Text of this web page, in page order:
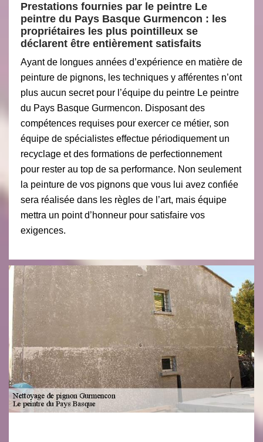
Prestations fournies par le peintre Le
peintre du Pays Basque Gurmencon : les
propriétaires les plus pointilleux se
déclarent être entièrement satisfaits
Ayant de longues années d’expérience en matière de
peinture de pignons, les techniques y afférentes n’ont
plus aucun secret pour l’équipe du peintre Le peintre
du Pays Basque Gurmencon. Disposant des
compétences requises pour exercer ce métier, son
équipe de spécialistes effectue périodiquement un
recyclage et des formations de perfectionnement
pour rester au top de sa performance. Non seulement
la peinture de vos pignons que vous lui avez confiée
sera réalisée dans les règles de l’art, mais équipe
mettra un point d’honneur pour satisfaire vos
exigences.